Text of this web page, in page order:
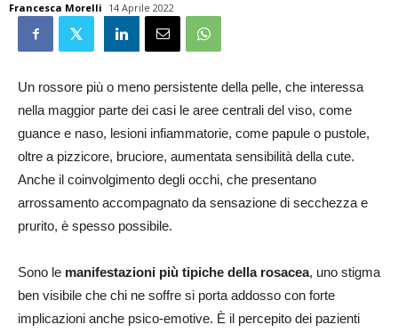
Francesca Morelli 14 Aprile 2022
Un rossore più o meno persistente della pelle, che interessa
nella maggior parte dei casi le aree centrali del viso, come
guance e naso, lesioni infiammatorie, come papule o pustole,
oltre a pizzicore, bruciore, aumentata sensibilità della cute.
Anche il coinvolgimento degli occhi, che presentano
arrossamento accompagnato da sensazione di secchezza e
prurito, è spesso possibile.
Sono le manifestazioni più tipiche della rosacea, uno stigma
ben visibile che chi ne soffre si porta addosso con forte
implicazioni anche psico-emotive. È il percepito dei pazienti